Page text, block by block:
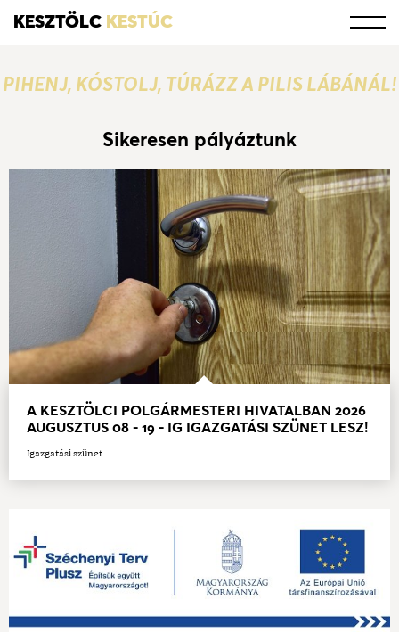
KESZTÖLC KESTÚC
PIHENJ, KÓSTOLJ, TÚRÁZZ A PILIS LÁBÁNÁL!
Sikeresen pályáztunk
A KESZTÖLCI POLGÁRMESTERI HIVATALBAN 2026
AUGUSZTUS 08 - 19 - IG IGAZGATÁSI SZÜNET LESZ!
Igazgatási szünet